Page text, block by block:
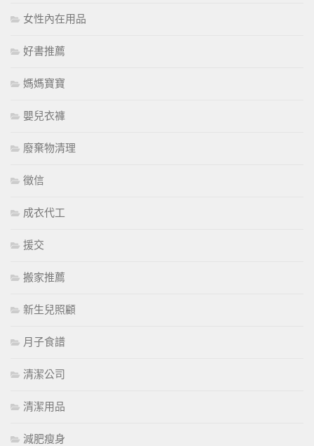
女性內在用品
好書推薦
媽媽寶寶
嬰兒衣褲
廢棄物清理
徵信
成衣代工
援交
搬家推薦
新生兒照顧
月子食譜
清潔公司
清潔用品
減肥瘦身